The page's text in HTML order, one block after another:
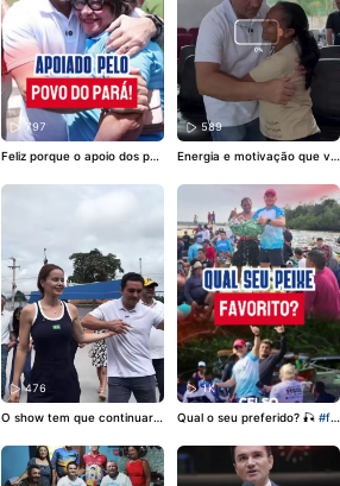
797
Feliz porque o apoio dos par
#pará #fy #foryou #paraens
589
Energia e motivação que ve
#viral #Deus
476
O show tem que continuar!
#viral
1K
Qual o seu preferido? 🎣#fy